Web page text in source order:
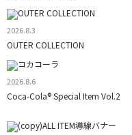
2026.8.3
OUTER COLLECTION
2026.8.6
Coca-Cola® Special Item Vol.2